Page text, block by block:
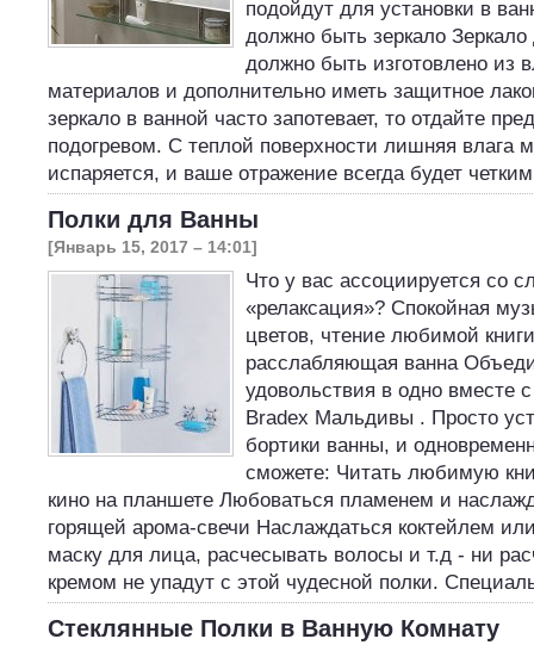
подойдут для установки в
должно быть зеркало
должно быть изготовлено из
материалов и дополнительно иметь защитное
зеркало в ванной часто запотевает, то отдайте
подогревом. С теплой поверхности лишняя влага
испаряется, и ваше отражение всегда будет
Полки для Ванны
[Январь 15, 2017 – 14:01]
Что у вас ассоциируется со
«релаксация»? Спокойная
цветов, чтение любимой
расслабляющая ванна
удовольствия в одно вместе
Bradex Мальдивы . Просто
бортики ванны, и
сможете: Читать любимую
кино на планшете Любоваться пламенем и
горящей арома-свечи Наслаждаться коктейлем
маску для лица, расчесывать волосы и т.д - ни
кремом не упадут с этой чудесной полки.
Стеклянные Полки в Ванную Комнату